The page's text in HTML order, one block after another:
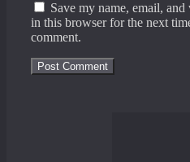
Save my name, email, and
in this browser for the next
comment.